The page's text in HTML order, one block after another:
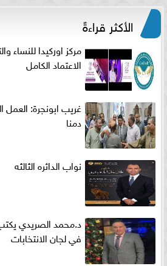
الأكثر قراءةً
مركز اوركيدا للنساء
الاعتماد الكامل
غريب ابونجرة:
دمنا
نواب الدائره الثالثه
د.محمد الصريدي
في لجان الانتخابات